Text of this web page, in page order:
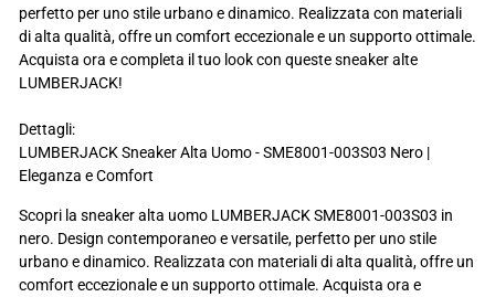
perfetto per uno stile urbano e dinamico. Realizzata con materiali
di alta qualità, offre un comfort eccezionale e un supporto ottimale.
Acquista ora e completa il tuo look con queste sneaker alte
LUMBERJACK!
Dettagli:
LUMBERJACK Sneaker Alta Uomo - SME8001-003S03 Nero |
Eleganza e Comfort
Scopri la sneaker alta uomo LUMBERJACK SME8001-003S03 in
nero. Design contemporaneo e versatile, perfetto per uno stile
urbano e dinamico. Realizzata con materiali di alta qualità, offre un
comfort eccezionale e un supporto ottimale. Acquista ora e